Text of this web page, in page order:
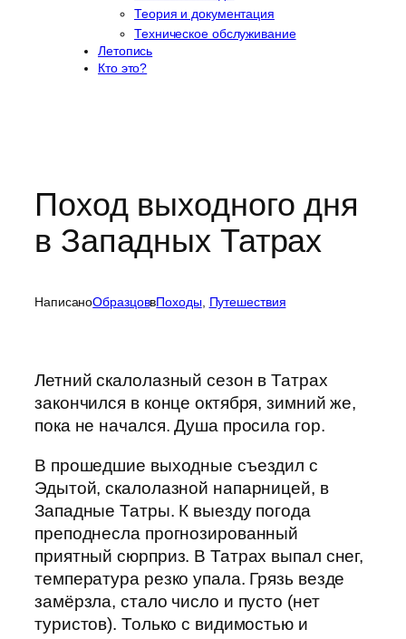
Теория и документация
Техническое обслуживание
Летопись
Кто это?
Поход выходного дня
в Западных Татрах
НаписаноОбразцоввПоходы, Путешествия
Летний скалолазный сезон в Татрах
закончился в конце октября, зимний же,
пока не начался. Душа просила гор.
В прошедшие выходные съездил с
Эдытой, скалолазной напарницей, в
Западные Татры. К выезду погода
преподнесла прогнозированный
приятный сюрприз. В Татрах выпал снег,
температура резко упала. Грязь везде
замёрзла, стало число и пусто (нет
туристов). Только с видимостью и